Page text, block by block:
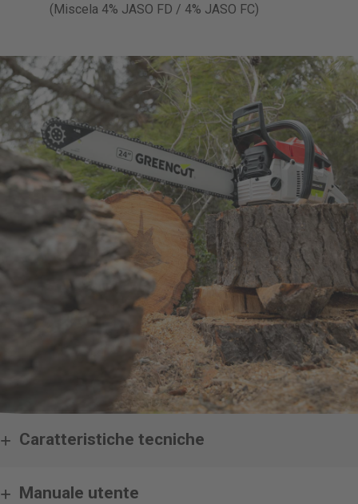
(Miscela 4% JASO FD / 4% JASO FC)
Caratteristiche tecniche
Manuale utente